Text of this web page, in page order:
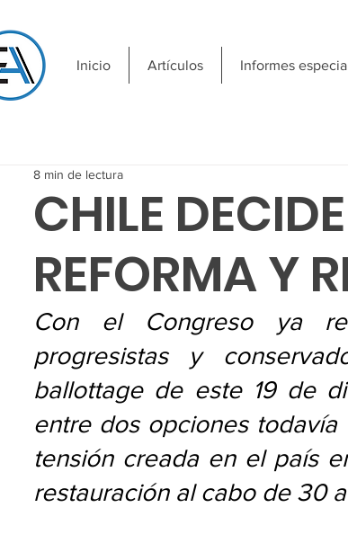
Inicio Artículos Informes
CHILE
REFORMA Y
8 min de lectura
Con el Congreso ya
progresistas y
ballottage de este 19 de
entre dos opciones
tensión creada en el país
restauración al cabo de 30